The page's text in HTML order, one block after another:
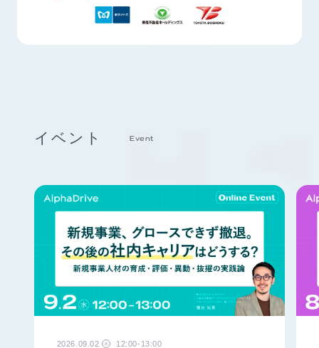
イベント Event
2026.09.02 水 12:00-13:00